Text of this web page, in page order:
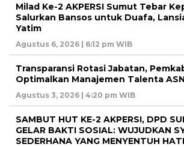
Milad Ke-2 AKPERSI Sumut Tebar
Salurkan Bansos untuk Duafa,
Yatim
Agustus 6, 2026 | 6:12 pm WIB
Transparansi Rotasi Jabatan,
Optimalkan Manajemen Talenta
Agustus 3, 2026 | 4:20 pm WIB
SAMBUT HUT KE-2 AKPERSI, DPD
GELAR BAKTI SOSIAL: WUJUDKAN
SEDERHANA YANG MENYENTUH HATI